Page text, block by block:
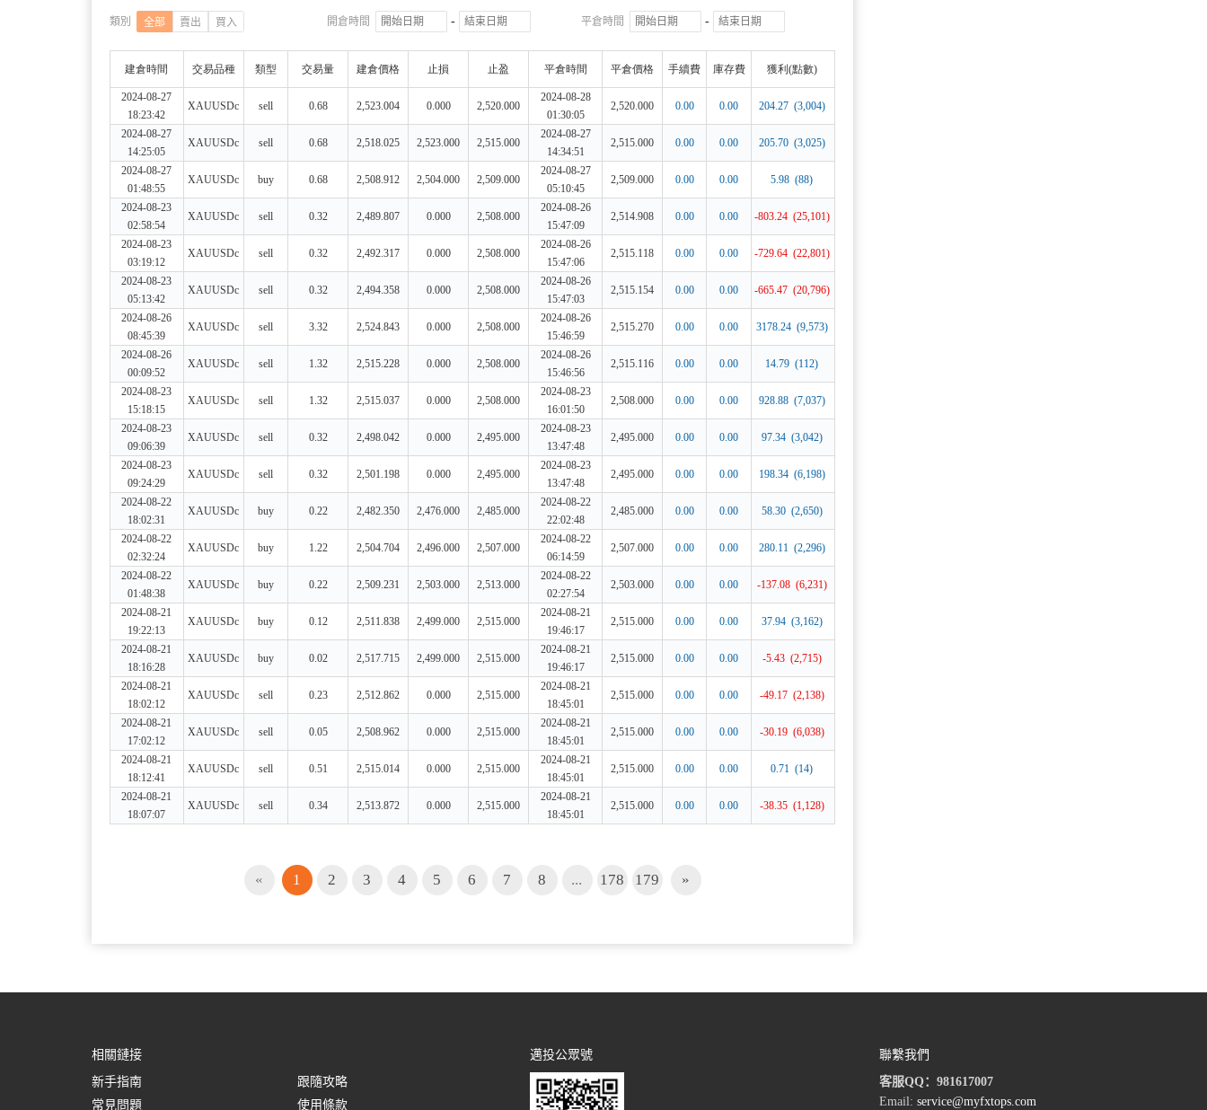
類別 全部 賣出 買入 開倉時間 - 平倉時間 -
相關鏈接
新手指南
跟隨攻略
常見問題
使用條款
邁投公眾號
聯繫我們
客服QQ：981617007
Email:service@myfxtops.com